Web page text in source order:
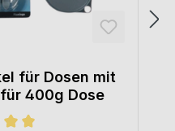
für Dosen mit
400g Dose